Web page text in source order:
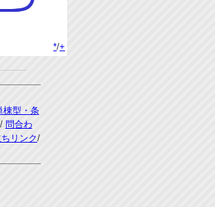
*/+
棟型・条
/ 問合わ
リンク/